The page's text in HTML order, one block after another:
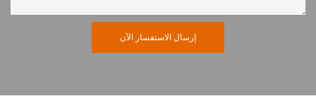
إرسال الاستفسار الآن